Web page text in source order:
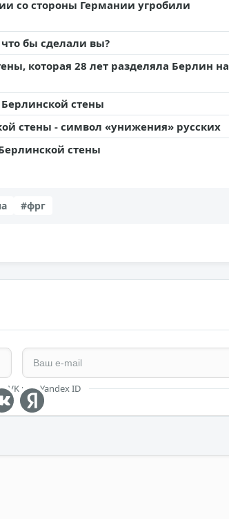
со стороны Германии угробили
бы сделали вы?
которая 28 лет разделяла Берлин на
стены
стены - символ «унижения» русских
стены
#фрг
VK или Yandex ID